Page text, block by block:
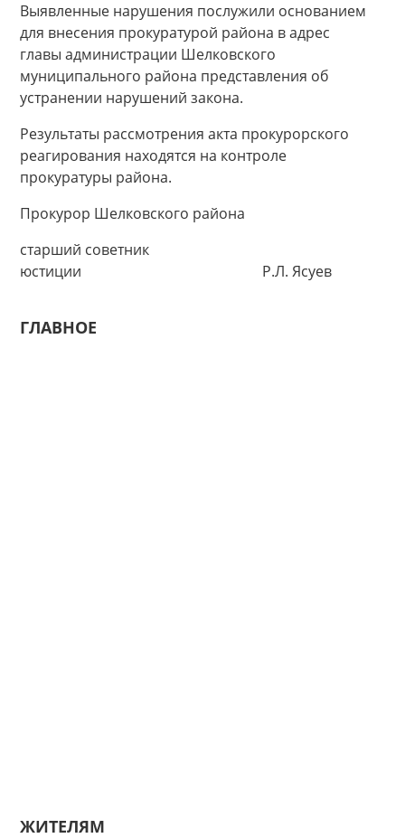
Выявленные нарушения послужили основанием
для внесения прокуратурой района в адрес
главы администрации Шелковского
муниципального района представления об
устранении нарушений закона.
Результаты рассмотрения акта прокурорского
реагирования находятся на контроле
прокуратуры района.
Прокурор Шелковского района
старший советник
юстиции Р.Л. Ясуев
ГЛАВНОЕ
ЖИТЕЛЯМ